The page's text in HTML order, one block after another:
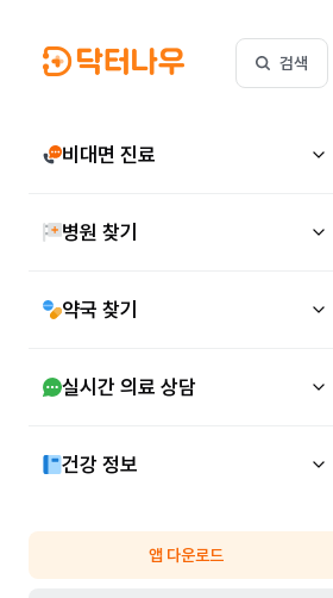
검색
비대면 진료
병원 찾기
약국 찾기
실시간 의료 상담
건강 정보
앱 다운로드